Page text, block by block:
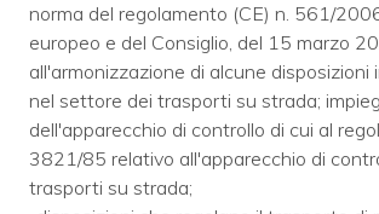
norma del regolamento (CE) n. 561/
europeo e del Consiglio, del 15 marzo
all'armonizzazione di alcune disposizioni
nel settore dei trasporti su strada;
dell'apparecchio di controllo di cui al
3821/85 relativo all'apparecchio di
trasporti su strada;